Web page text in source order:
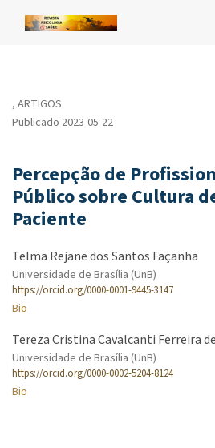
Percepção de Profissionais de
,ARTIGOS
Percepção de
Público sobre Cultura
Paciente
Publicado 2023-05-22
Telma Rejane dos Santos Façanha
Universidade de Brasília (UnB)
https://orcid.org/0000-0001-9445-3147
Bio
Tereza Cristina Cavalcanti Ferreira
Universidade de Brasília (UnB)
https://orcid.org/0000-0002-5204-8124
Bio